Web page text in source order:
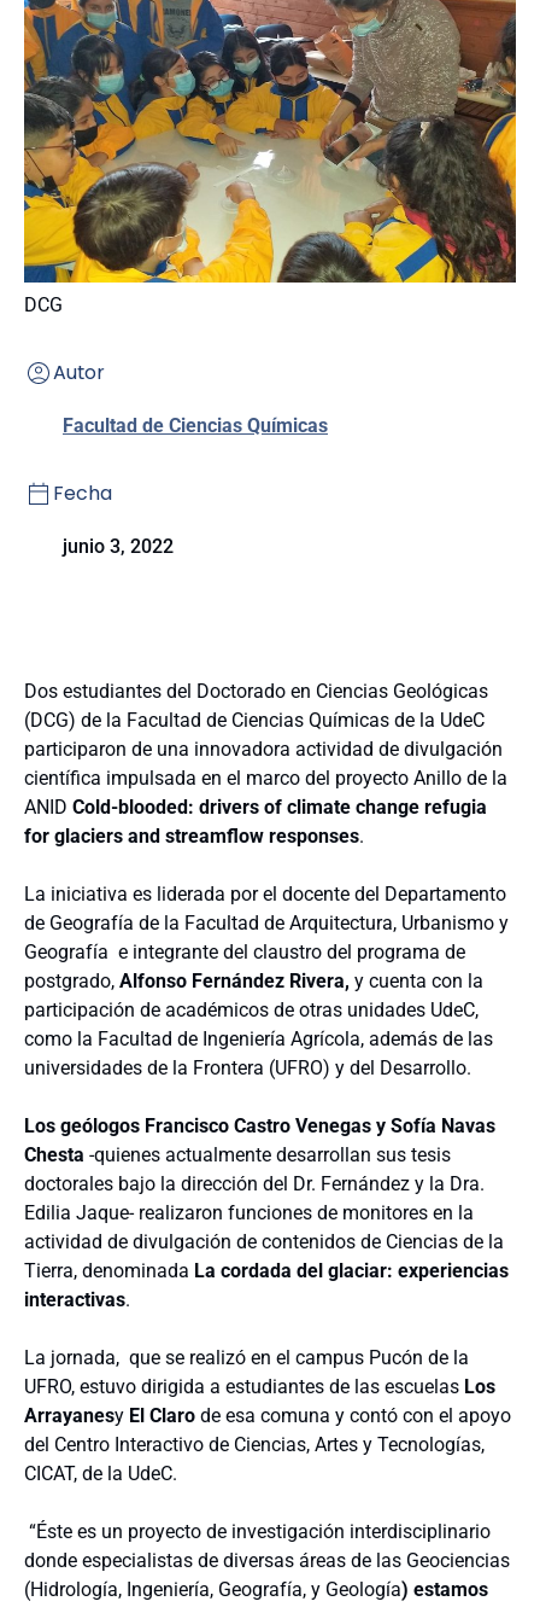
DCG
Autor
Facultad de Ciencias Químicas
Fecha
junio 3, 2022
Dos estudiantes del Doctorado en Ciencias Geológicas
(DCG) de la Facultad de Ciencias Químicas de la UdeC
participaron de una innovadora actividad de divulgación
científica impulsada en el marco del proyecto Anillo de la
ANID Cold-blooded: drivers of climate change refugia
for glaciers and streamflow responses.
La iniciativa es liderada por el docente del Departamento
de Geografía de la Facultad de Arquitectura, Urbanismo y
Geografía e integrante del claustro del programa de
postgrado, Alfonso Fernández Rivera, y cuenta con la
participación de académicos de otras unidades UdeC,
como la Facultad de Ingeniería Agrícola, además de las
universidades de la Frontera (UFRO) y del Desarrollo.
Los geólogos Francisco Castro Venegas y Sofía Navas
Chesta -quienes actualmente desarrollan sus tesis
doctorales bajo la dirección del Dr. Fernández y la Dra.
Edilia Jaque- realizaron funciones de monitores en la
actividad de divulgación de contenidos de Ciencias de la
Tierra, denominada La cordada del glaciar: experiencias
interactivas.
La jornada, que se realizó en el campus Pucón de la
UFRO, estuvo dirigida a estudiantes de las escuelas Los
Arrayanesy El Claro de esa comuna y contó con el apoyo
del Centro Interactivo de Ciencias, Artes y Tecnologías,
CICAT, de la UdeC.
“Éste es un proyecto de investigación interdisciplinario
donde especialistas de diversas áreas de las Geociencias
(Hidrología, Ingeniería, Geografía, y Geología) estamos